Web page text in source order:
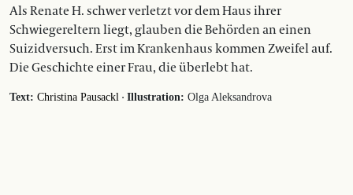
Als Renate H. schwer verletzt vor dem Haus ihrer
Schwiegereltern liegt, glauben die Behörden an einen
Suizidversuch. Erst im Krankenhaus kommen Zweifel auf.
Die Geschichte einer Frau, die überlebt hat.
Text: Christina Pausackl · Illustration: Olga Aleksandrova